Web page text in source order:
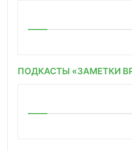
ПОДКАСТЫ «ЗАМЕТКИ